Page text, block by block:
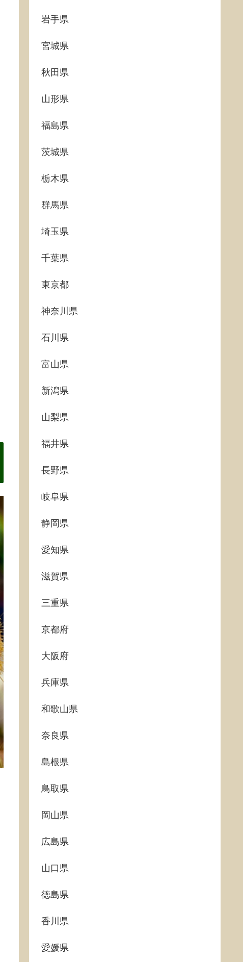
岩手県
宮城県
秋田県
山形県
福島県
茨城県
栃木県
群馬県
埼玉県
千葉県
東京都
神奈川県
石川県
富山県
新潟県
山梨県
福井県
長野県
岐阜県
静岡県
愛知県
滋賀県
三重県
京都府
大阪府
兵庫県
和歌山県
奈良県
島根県
鳥取県
岡山県
広島県
山口県
徳島県
香川県
愛媛県